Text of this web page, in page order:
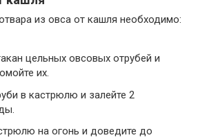
из овса от кашля необходимо:
цельных овсовых отрубей и
их.
в кастрюлю и залейте 2
на огонь и доведите до